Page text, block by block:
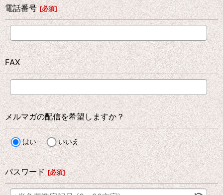
電話番号 [必須]
FAX
メルマガの配信を希望しますか？
はい いいえ
パスワード [必須]